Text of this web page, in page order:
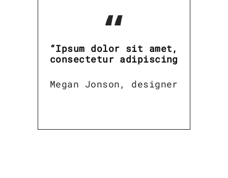
“
“Ipsum dolor sit amet,
consectetur adipiscing
Megan Jonson, designer